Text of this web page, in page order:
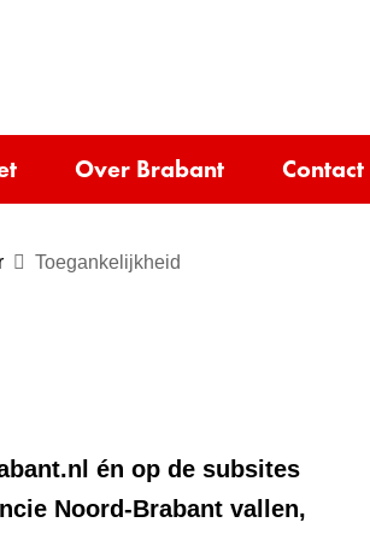
inhoud
Over Brabant Contact
Toegankelijkheid
én op de subsites
Noord-Brabant vallen,